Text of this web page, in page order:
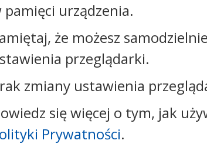
Kontakt:
tel.:+48544144000
faks: +48544144444
e-mail:
skrytka ePUAP: /
/umwloclawek/skrytka
strona www:
pamięci urządzenia.
że możesz
przeglądarki.
zmiany ustawienia
się więcej o tym, jak
Prywatności.